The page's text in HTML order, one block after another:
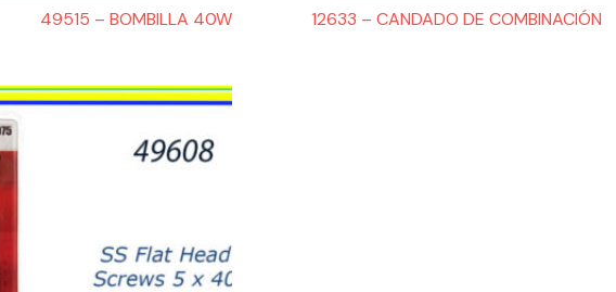
49515 – BOMBILLA 40W 12633 – CANDADO DE COMBINACIÓN